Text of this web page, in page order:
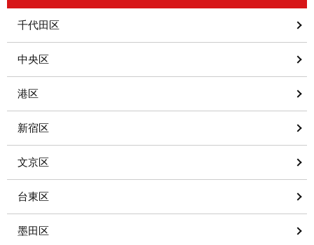
千代田区
中央区
港区
新宿区
文京区
台東区
墨田区